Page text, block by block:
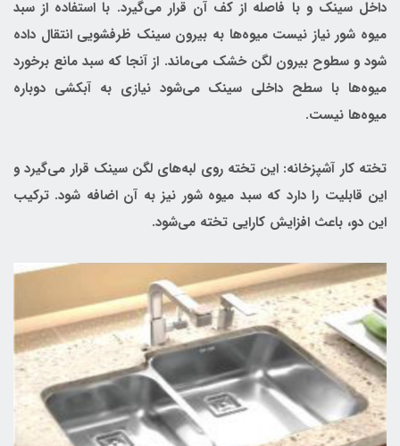
داخل سینک و با فاصله از کف آن قرار می‌گیرد. با استفاده از سبد
میوه شور نیاز نیست میوه‌ها به بیرون سینک ظرفشویی انتقال داده
شود و سطوح بیرون لگن خشک می‌ماند. از آنجا که سبد مانع برخورد
میوه‌ها با سطح داخلی سینک می‌شود نیازی به آبکشی دوباره
میوه‌ها نیست.
تخته کار آشپزخانه: این تخته روی لبه‌های لگن سینک قرار می‌گیرد و
این قابلیت را دارد که سبد میوه شور نیز به آن اضافه شود. ترکیب
این دو، باعث افزایش کارایی تخته می‌شود.